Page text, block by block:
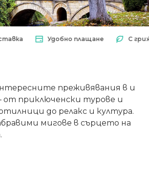
Удобно плащане С грижа
преживявания в и
от приключенски турове и
до релакс и култура.
мигове в сърцето на